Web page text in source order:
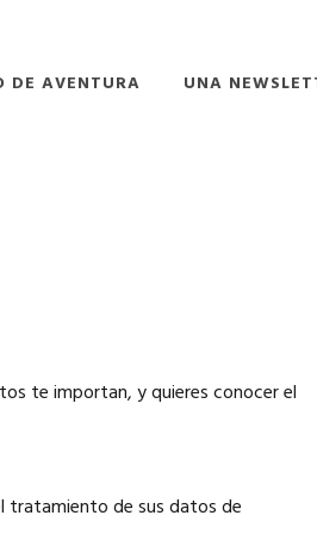
DE AVENTURA UNA
te importan, y quieres conocer el
tratamiento de sus datos de